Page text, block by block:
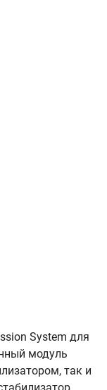
System для
модуль
так и